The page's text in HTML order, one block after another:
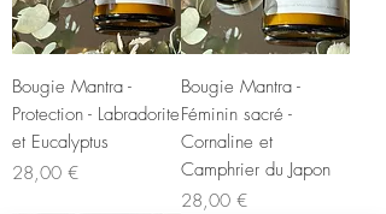
Bougie Mantra -
Protection - Labradorite
et Eucalyptus
Prix
28,00 €
Bougie Mantra -
Féminin sacré -
Cornaline et
Camphrier du Japon
Prix
28,00 €